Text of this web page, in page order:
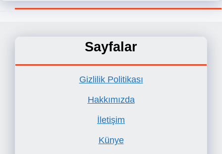
Sayfalar
Gizlilik Politikası
Hakkımızda
İletişim
Künye